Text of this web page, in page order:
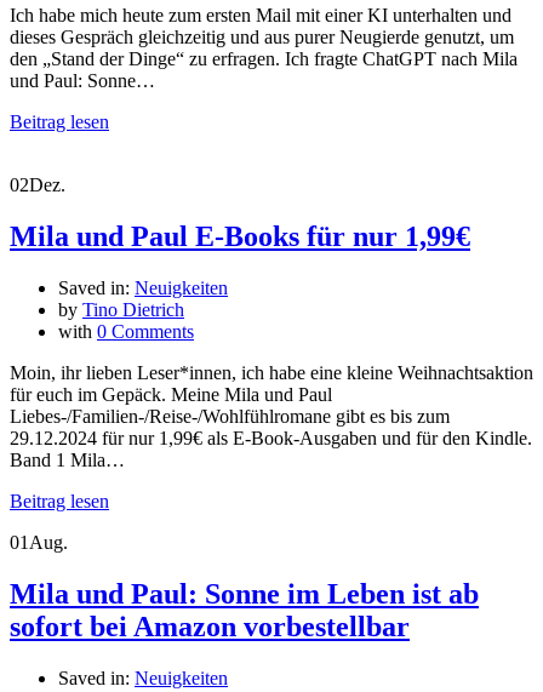
Ich habe mich heute zum ersten Mail mit einer KI unterhalten und
dieses Gespräch gleichzeitig und aus purer Neugierde genutzt, um
den „Stand der Dinge“ zu erfragen. Ich fragte ChatGPT nach Mila
und Paul: Sonne…
Beitrag lesen
02Dez.
Mila und Paul E-Books für nur 1,99€
Saved in: Neuigkeiten
by Tino Dietrich
with 0 Comments
Moin, ihr lieben Leser*innen, ich habe eine kleine Weihnachtsaktion
für euch im Gepäck. Meine Mila und Paul
Liebes-/Familien-/Reise-/Wohlfühlromane gibt es bis zum
29.12.2024 für nur 1,99€ als E-Book-Ausgaben und für den Kindle.
Band 1 Mila…
Beitrag lesen
01 Aug.
Mila und Paul: Sonne im Leben ist ab
sofort bei Amazon vorbestellbar
Saved in: Neuigkeiten